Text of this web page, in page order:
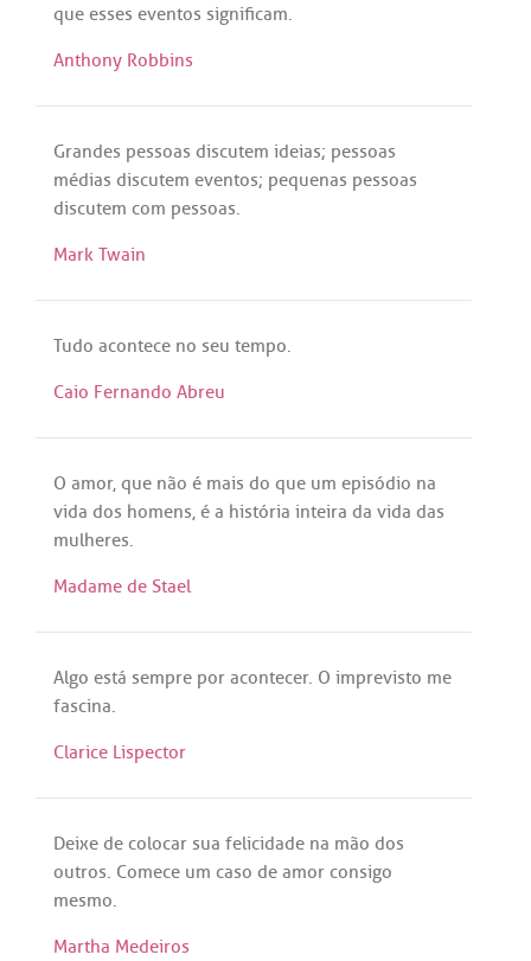
que esses eventos significam.
Anthony Robbins
Grandes pessoas discutem ideias; pessoas
médias discutem eventos; pequenas pessoas
discutem com pessoas.
Mark Twain
Tudo acontece no seu tempo.
Caio Fernando Abreu
O amor, que não é mais do que um episódio na
vida dos homens, é a história inteira da vida das
mulheres.
Madame de Stael
Algo está sempre por acontecer. O imprevisto me
fascina.
Clarice Lispector
Deixe de colocar sua felicidade na mão dos
outros. Comece um caso de amor consigo
mesmo.
Martha Medeiros